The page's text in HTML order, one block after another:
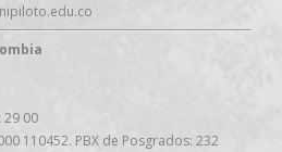
29 00
110452. PBX de Posgrados: 232